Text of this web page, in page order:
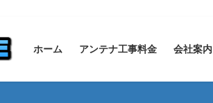
ホーム アンテナ工事料金 会社案内